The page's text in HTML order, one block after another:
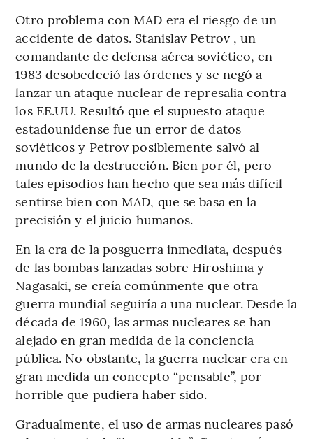
Otro problema con MAD era el riesgo de un
accidente de datos. Stanislav Petrov , un
comandante de defensa aérea soviético, en
1983 desobedeció las órdenes y se negó a
lanzar un ataque nuclear de represalia contra
los EE.UU. Resultó que el supuesto ataque
estadounidense fue un error de datos
soviéticos y Petrov posiblemente salvó al
mundo de la destrucción. Bien por él, pero
tales episodios han hecho que sea más difícil
sentirse bien con MAD, que se basa en la
precisión y el juicio humanos.
En la era de la posguerra inmediata, después
de las bombas lanzadas sobre Hiroshima y
Nagasaki, se creía comúnmente que otra
guerra mundial seguiría a una nuclear. Desde la
década de 1960, las armas nucleares se han
alejado en gran medida de la conciencia
pública. No obstante, la guerra nuclear era en
gran medida un concepto “pensable”, por
horrible que pudiera haber sido.
Gradualmente, el uso de armas nucleares pasó